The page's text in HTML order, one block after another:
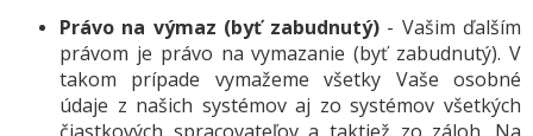
Právo na výmaz (byť zabudnutý)- Vašim ďalším
právom je právo na vymazanie (byť zabudnutý). V
takom prípade vymažeme všetky Vaše osobné
údaje z našich systémov aj zo systémov všetkých